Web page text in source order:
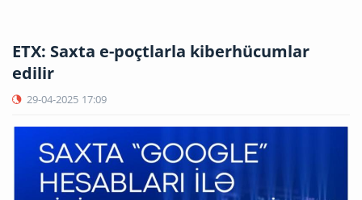
ETX: Saxta e-poçtlarla kiberhücumlar
edilir
29-04-2025 17:09